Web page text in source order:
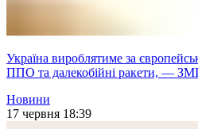
Україна вироблятиме за
ППО та далекобійні ракети, — ЗМІ
Новини
17 червня 18:39